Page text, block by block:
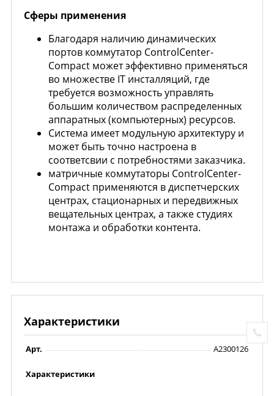
Сферы применения
Благодаря наличию динамических
портов коммутатор ControlCenter-
Compact может эффективно применяться
во множестве IT инсталляций, где
требуется возможность управлять
большим количеством распределенных
аппаратных (компьютерных) ресурсов.
Система имеет модульную архитектуру и
может быть точно настроена в
соответсвии с потребностями заказчика.
матричные коммутаторы ControlCenter-
Compact применяются в диспетчерских
центрах, стационарных и передвижных
вещательных центрах, а также студиях
монтажа и обработки контента.
Характеристики
Арт. A2300126
Характеристики